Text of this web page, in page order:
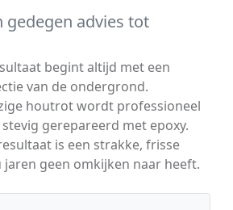
gedegen advies tot
begint altijd met een
van de ondergrond.
houtrot wordt professioneel
gerepareerd met epoxy.
is een strakke, frisse
geen omkijken naar heeft.